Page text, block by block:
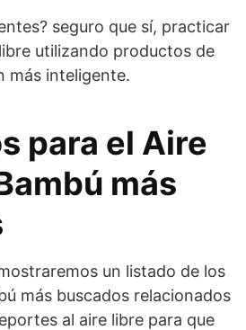
seguro que sí, practicar
utilizando productos de
más inteligente.
para el Aire
más
un listado de los
más buscados relacionados
al aire libre para que